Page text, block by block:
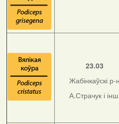
23.03
Жабінкаўскі р-н
А.Страчук і інш.